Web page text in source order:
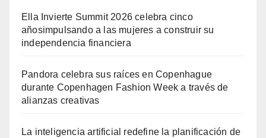
Ella Invierte Summit 2026 celebra cinco
añosimpulsando a las mujeres a construir su
independencia financiera
Pandora celebra sus raíces en Copenhague
durante Copenhagen Fashion Week a través de
alianzas creativas
La inteligencia artificial redefine la planificación de